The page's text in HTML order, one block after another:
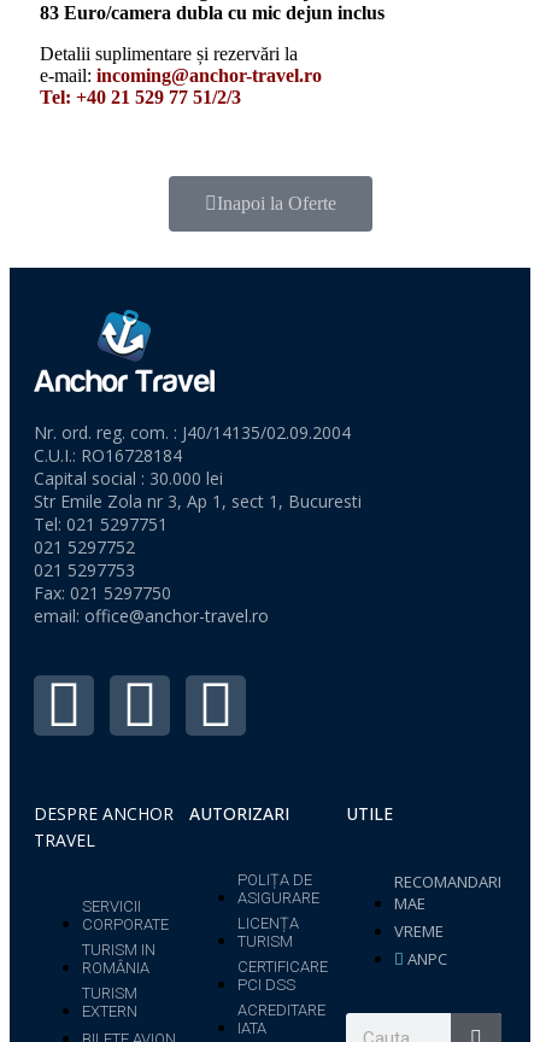
83 Euro/camera dubla cu mic dejun inclus
Detalii suplimentare și rezervări la
e-mail: incoming@anchor-travel.ro
Tel: +40 21 529 77 51/2/3
Inapoi la Oferte
Nr. ord. reg. com. : J40/14135/02.09.2004
C.U.I.: RO16728184
Capital social : 30.000 lei
Str Emile Zola nr 3, Ap 1, sect 1, Bucuresti
Tel: 021 5297751
021 5297752
021 5297753
Fax: 021 5297750
email: office@anchor-travel.ro
DESPRE ANCHOR
TRAVEL
SERVICII
CORPORATE
TURISM IN
ROMÂNIA
TURISM
EXTERN
AUTORIZARI
POLIȚA DE
ASIGURARE
LICENȚA
TURISM
CERTIFICARE
PCI DSS
ACREDITARE
IATA
UTILE
RECOMANDARI
MAE
VREME
ANPC